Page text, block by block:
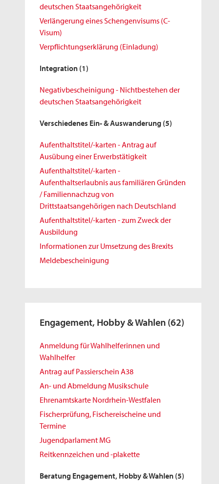
deutschen Staatsangehörigkeit
Verlängerung eines Schengenvisums (C-
Visum)
Verpflichtungserklärung (Einladung)
Integration (1)
Negativbescheinigung - Nichtbestehen der
deutschen Staatsangehörigkeit
Verschiedenes Ein- & Auswanderung (5)
Aufenthaltstitel/-karten - Antrag auf
Ausübung einer Erwerbstätigkeit
Aufenthaltstitel/-karten -
Aufenthaltserlaubnis aus familiären Gründen
/ Familiennachzug von
Drittstaatsangehörigen nach Deutschland
Aufenthaltstitel/-karten - zum Zweck der
Ausbildung
Informationen zur Umsetzung des Brexits
Meldebescheinigung
Engagement, Hobby & Wahlen (62)
Anmeldung für Wahlhelferinnen und
Wahlhelfer
Antrag auf Passierschein A38
An- und Abmeldung Musikschule
Ehrenamtskarte Nordrhein-Westfalen
Fischerprüfung, Fischereischeine und
Termine
Jugendparlament MG
Reitkennzeichen und -plakette
Beratung Engagement, Hobby & Wahlen (5)